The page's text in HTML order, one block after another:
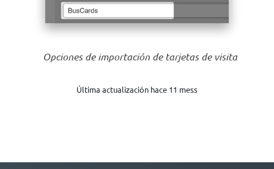
Opciones de importación de tarjetas de visita
Última actualización hace 11 mess